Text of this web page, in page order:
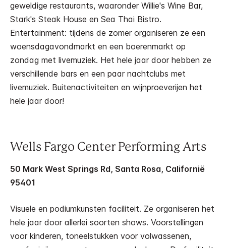
geweldige restaurants, waaronder Willie's Wine Bar,
Stark's Steak House en Sea Thai Bistro.
Entertainment: tijdens de zomer organiseren ze een
woensdagavondmarkt en een boerenmarkt op
zondag met livemuziek. Het hele jaar door hebben ze
verschillende bars en een paar nachtclubs met
livemuziek. Buitenactiviteiten en wijnproeverijen het
hele jaar door!
Wells Fargo Center Performing Arts
50 Mark West Springs Rd, Santa Rosa, Californië
95401
Visuele en podiumkunsten faciliteit. Ze organiseren het
hele jaar door allerlei soorten shows. Voorstellingen
voor kinderen, toneelstukken voor volwassenen,